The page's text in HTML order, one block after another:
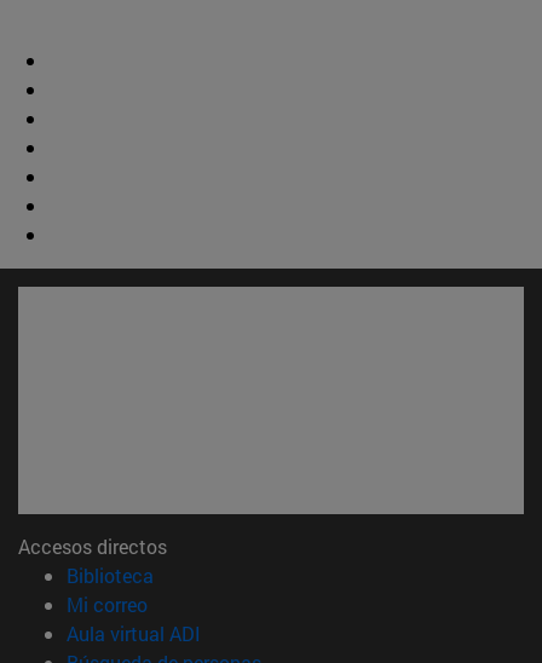
Accesos directos
Biblioteca
Mi correo(abre en nueva ventana)
Aula virtual ADI